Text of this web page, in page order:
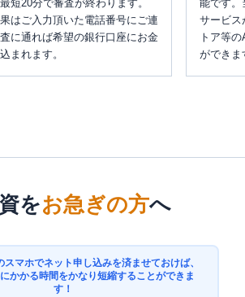
短20分で審査が終わります。
はご入力頂いた電話番号にご連
に通れば希望の銀行口座にお金
まれます。
能です。
サービス
トア等
ができま
をお急ぎの方へ
マホでネット申し込みを済ませておけば、
かかる時間をかなり短縮することができま
す！